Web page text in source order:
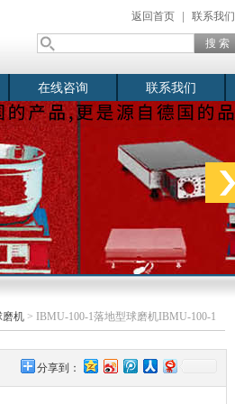
返回首页 联系我们
在线咨询 联系我们
磨机 > IBMU-100-1落地型球磨机IBMU-100-1
分享到：